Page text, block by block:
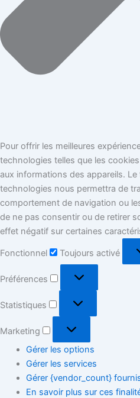
Pour offrir les meilleures
technologies telles que les
aux informations des appareils.
technologies nous permettra de
comportement de navigation ou
de ne pas consentir ou de retirer
effet négatif sur certaines
Fonctionnel Toujours activé
Préférences
Statistiques
Marketing
Gérer les options
Gérer les services
Gérer {vendor_count}
En savoir plus sur ces